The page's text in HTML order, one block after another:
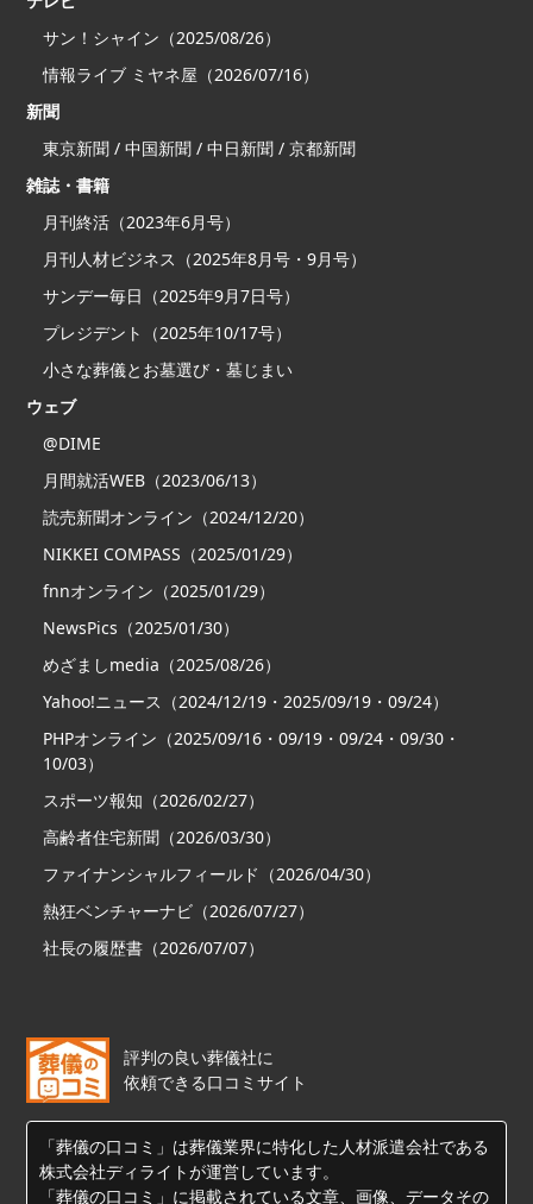
サン！シャイン（2025/08/26）
情報ライブ ミヤネ屋（2026/07/16）
新聞
東京新聞 / 中国新聞 / 中日新聞 / 京都新聞
雑誌・書籍
月刊終活（2023年6月号）
月刊人材ビジネス（2025年8月号・9月号）
サンデー毎日（2025年9月7日号）
プレジデント（2025年10/17号）
小さな葬儀とお墓選び・墓じまい
ウェブ
@DIME
月間就活WEB（2023/06/13）
読売新聞オンライン（2024/12/20）
NIKKEI COMPASS（2025/01/29）
fnnオンライン（2025/01/29）
NewsPics（2025/01/30）
めざましmedia（2025/08/26）
Yahoo!ニュース（2024/12/19・2025/09/19・09/24）
PHPオンライン（2025/09/16・09/19・09/24・09/30・
10/03）
スポーツ報知（2026/02/27）
高齢者住宅新聞（2026/03/30）
ファイナンシャルフィールド（2026/04/30）
熱狂ベンチャーナビ（2026/07/27）
社長の履歴書（2026/07/07）
評判の良い葬儀社に
依頼できる口コミサイト
「葬儀の口コミ」は葬儀業界に特化した人材派遣会社である
株式会社ディライトが運営しています。
「葬儀の口コミ」に掲載されている文章、画像、データその